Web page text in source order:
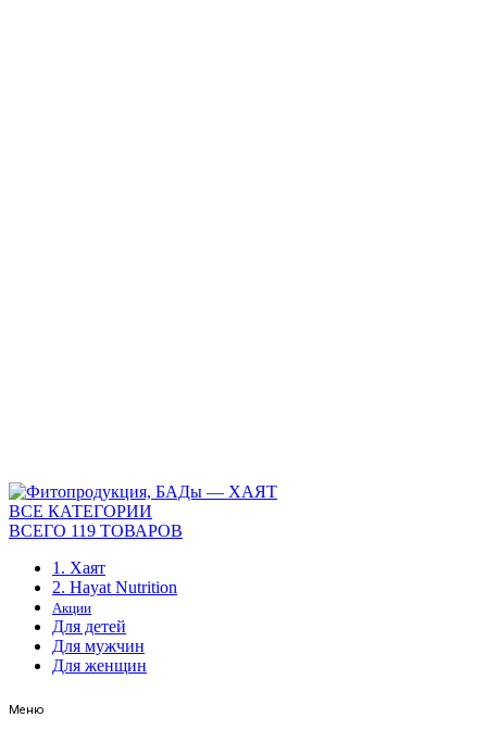
ВСЕ КАТЕГОРИИ
ВСЕГО 119 ТОВАРОВ
1. Хаят
2. Hayat Nutrition
Акции
Для детей
Для мужчин
Для женщин
Меню